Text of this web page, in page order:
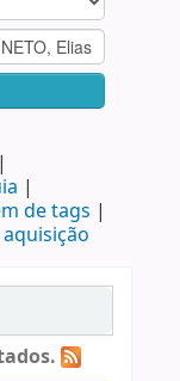
de tags